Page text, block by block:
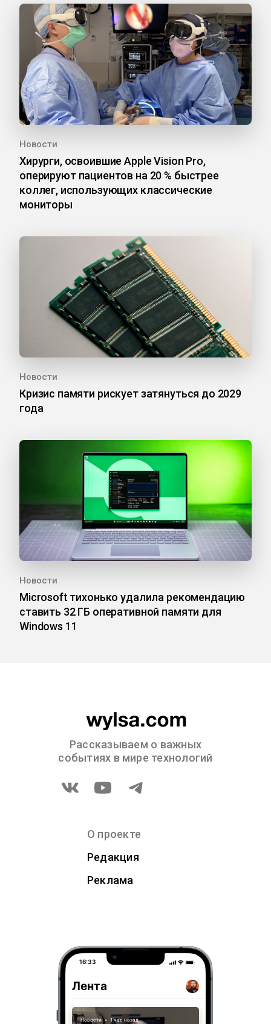
Новости
Хирурги, освоившие Apple Vision Pro,
оперируют пациентов на 20 % быстрее
коллег, использующих классические
мониторы
Новости
Кризис памяти рискует затянуться до 2029
года
Новости
Microsoft тихонько удалила рекомендацию
ставить 32 ГБ оперативной памяти для
Windows 11
Рассказываем о важных
событиях в мире технологий
О проекте
Редакция
Реклама
16:33
Лента
Новости • 1 час назад